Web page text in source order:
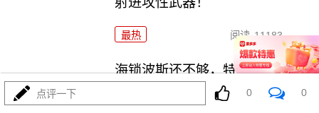
最热 阅读 11183
海锁波斯还不够，特朗普又生毒
点评一下 0 0